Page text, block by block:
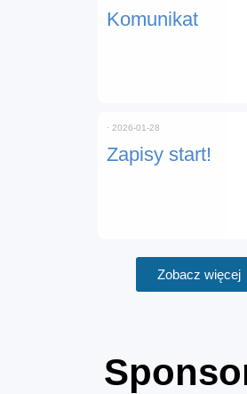
Komunikat
Zapisy start!
⋅ 2026-01-28
Zobacz więcej